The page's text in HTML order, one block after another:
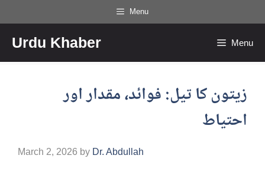
to
content
Menu
Urdu Khaber Menu
زیتون کا تیل: فوائد، مقدار اور
احتیاط
March 2, 2026 by Dr. Abdullah